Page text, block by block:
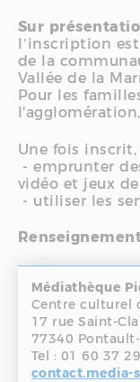
Sur
l’inscription
de la
Vallée de la
Pour les
Une fois inscrit,
- emprunter
vidéo et jeux
- utiliser les
Médiathèque
Centre culturel
17 rue Saint-
77340
Tel : 01 60 37
contact.media-